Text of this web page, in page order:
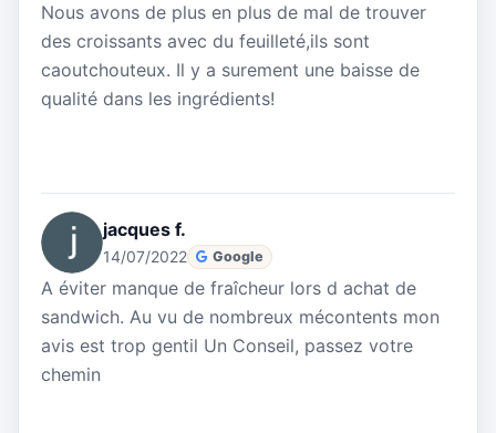
Nous avons de plus en plus de mal de trouver
des croissants avec du feuilleté,ils sont
caoutchouteux. Il y a surement une baisse de
qualité dans les ingrédients!
jacques f.
14/07/2022 Google
A éviter manque de fraîcheur lors d achat de
sandwich. Au vu de nombreux mécontents mon
avis est trop gentil Un Conseil, passez votre
chemin